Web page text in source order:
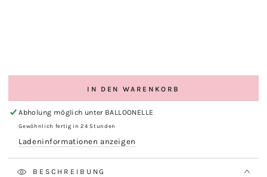
IN DEN WARENKORB
Abholung möglich unter BALLOONELLE
Gewöhnlich fertig in 24 Stunden
Ladeninformationen anzeigen
BESCHREIBUNG